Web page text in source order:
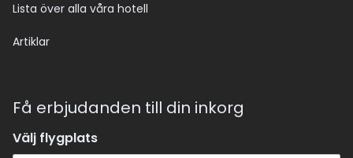
Lista över alla våra hotell
Artiklar
Få erbjudanden till din inkorg
Välj flygplats